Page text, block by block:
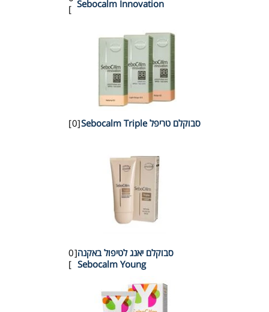
Sebocalm Innovation
]
סבוקלם טריפל Sebocalm Triple [0]
סבוקלם יאנג לטיפול באקנה
Sebocalm Young
[0
]